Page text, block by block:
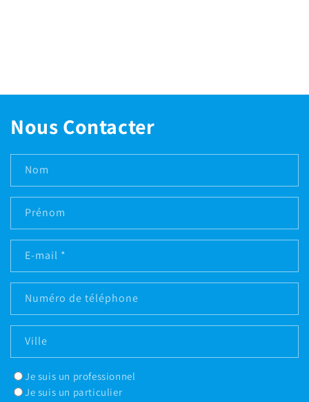
Nous Contacter
Nom
Prénom
E-mail *
Numéro de téléphone
Ville
Je suis un professionnel
Je suis un particulier